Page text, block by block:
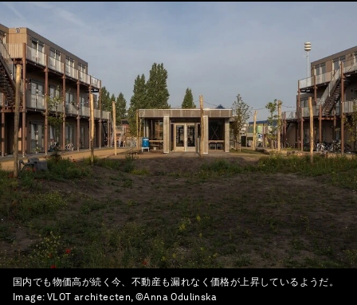
国内でも物価高が続く今、不動産も漏れなく価格が上昇しているようだ。
Image: VLOT architecten, ©Anna Odulinska